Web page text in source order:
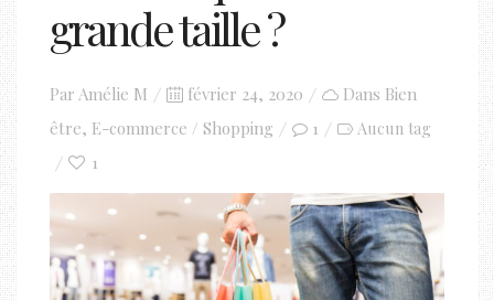
grande taille ?
Par Amélie M
Posted
on
février 24, 2020 Dans Bien
être, E-commerce / Shopping 1 Aucun tag
1